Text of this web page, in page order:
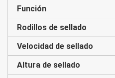
Función
Rodillos de sellado
Velocidad de sellado
Altura de sellado